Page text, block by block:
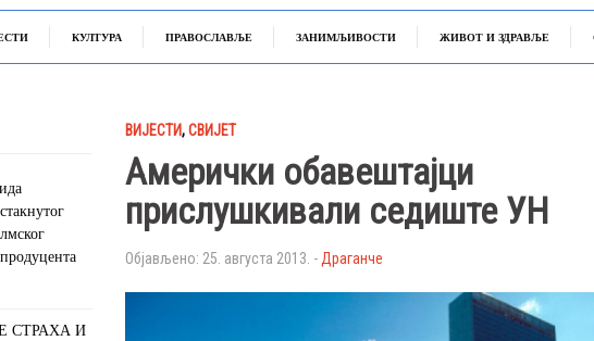
КУЛТУРА ПРАВОСЛАВЉЕ ЗАНИМЉИВОСТИ ЖИВОТ И ЗДРАВЉЕ
ВИЈЕСТИ,СВИЈЕТ
Амерички обавештајци
прислушкивали седиште УН
Објављено: 25. августа 2013. - Драганче
СТРАХА И